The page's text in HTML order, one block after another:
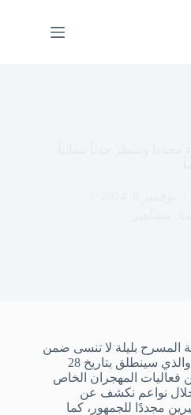
بليلة لا تنسى ضمن
مهرجان Road Rushفي الكويت والذي سينطلق بتاريخ 28
فعاليات المهجران الخاص
خلال نواعم نكشف عن
مجددًا للجمهور، كما